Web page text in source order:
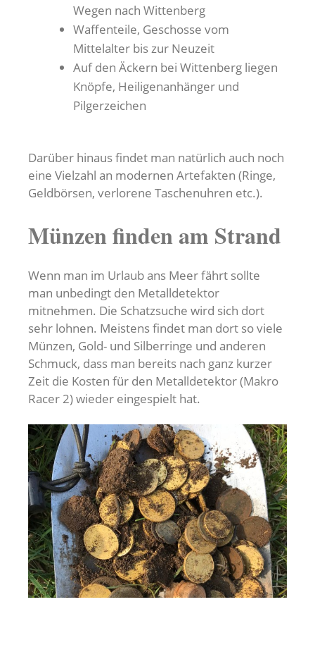
Wegen nach Wittenberg
Waffenteile, Geschosse vom
Mittelalter bis zur Neuzeit
Auf den Äckern bei Wittenberg liegen
Knöpfe, Heiligenanhänger und
Pilgerzeichen
Darüber hinaus findet man natürlich auch noch
eine Vielzahl an modernen Artefakten (Ringe,
Geldbörsen, verlorene Taschenuhren etc.).
Münzen finden am Strand
Wenn man im Urlaub ans Meer fährt sollte
man unbedingt den Metalldetektor
mitnehmen. Die Schatzsuche wird sich dort
sehr lohnen. Meistens findet man dort so viele
Münzen, Gold- und Silberringe und anderen
Schmuck, dass man bereits nach ganz kurzer
Zeit die Kosten für den Metalldetektor (Makro
Racer 2) wieder eingespielt hat.